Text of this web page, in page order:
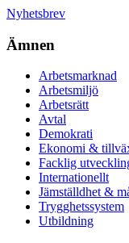
Nyhetsbrev
Ämnen
Arbetsmarknad
Arbetsmiljö
Arbetsrätt
Avtal
Demokrati
Ekonomi &
Facklig
Internationellt
Jämställdhet &
Trygghetssystem
Utbildning